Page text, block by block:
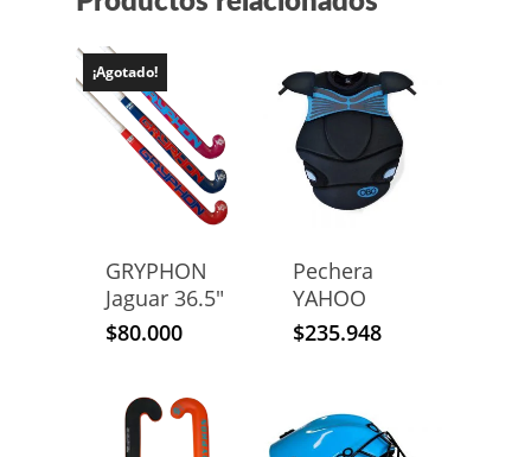
¡Agotado!
GRYPHON
Jaguar 36.5″
$80.000
Pechera
YAHOO
$235.948